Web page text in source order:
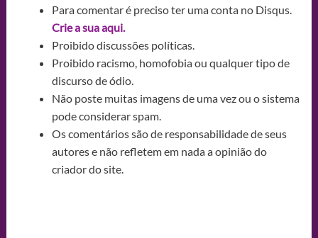
Para comentar é preciso ter uma conta no Disqus.
Crie a sua aqui.
Proibido discussões políticas.
Proibido racismo, homofobia ou qualquer tipo de
discurso de ódio.
Não poste muitas imagens de uma vez ou o sistema
pode considerar spam.
Os comentários são de responsabilidade de seus
autores e não refletem em nada a opinião do
criador do site.